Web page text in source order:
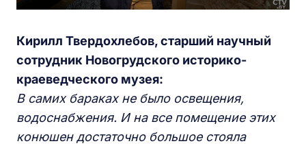
Кирилл Твердохлебов, старший научный
сотрудник Новогрудского историко-
краеведческого музея:
В самих бараках не было освещения,
водоснабжения. И на все помещение этих
конюшен достаточно большое стояла